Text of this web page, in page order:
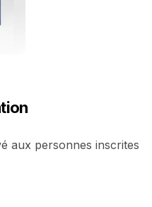
aux personnes inscrites